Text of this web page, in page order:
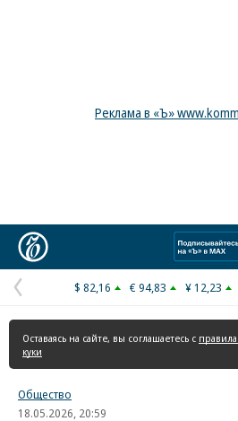
Реклама в «Ъ»
Предыдущая
страница
$ 82,16 € 94,83 ¥ 12,23
Оставаясь на сайте, вы соглашаетесь с
куки
Общество
18.05.2026, 20:59